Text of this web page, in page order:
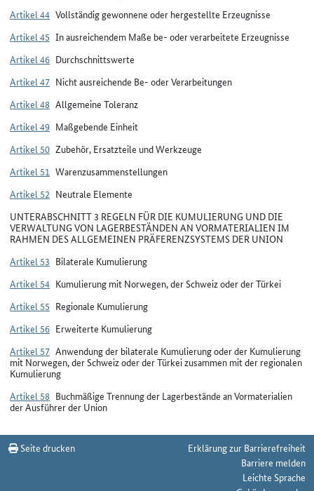
Artikel 44 Vollständig gewonnene oder hergestellte Erzeugnisse
Artikel 45 In ausreichendem Maße be- oder verarbeitete Erzeugnisse
Artikel 46 Durchschnittswerte
Artikel 47 Nicht ausreichende Be- oder Verarbeitungen
Artikel 48 Allgemeine Toleranz
Artikel 49 Maßgebende Einheit
Artikel 50 Zubehör, Ersatzteile und Werkzeuge
Artikel 51 Warenzusammenstellungen
Artikel 52 Neutrale Elemente
UNTERABSCHNITT 3 REGELN FÜR DIE KUMULIERUNG UND DIE
VERWALTUNG VON LAGERBESTÄNDEN AN VORMATERIALIEN IM
RAHMEN DES ALLGEMEINEN PRÄFERENZSYSTEMS DER UNION
Artikel 53 Bilaterale Kumulierung
Artikel 54 Kumulierung mit Norwegen, der Schweiz oder der Türkei
Artikel 55 Regionale Kumulierung
Artikel 56 Erweiterte Kumulierung
Artikel 57 Anwendung der bilaterale Kumulierung oder der Kumulierung
mit Norwegen, der Schweiz oder der Türkei zusammen mit der regionalen
Kumulierung
Artikel 58 Buchmäßige Trennung der Lagerbestände an Vormaterialien
der Ausführer der Union
Seite drucken
Erklärung zur Barrierefreiheit
Barriere melden
Leichte Sprache